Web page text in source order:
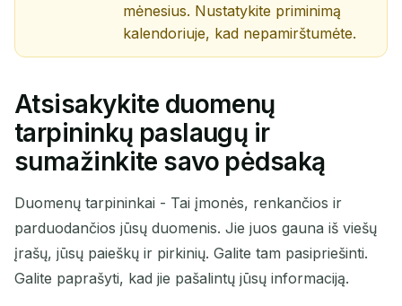
mėnesius. Nustatykite priminimą
kalendoriuje, kad nepamirštumėte.
Atsisakykite duomenų
tarpininkų paslaugų ir
sumažinkite savo pėdsaką
Duomenų tarpininkai - Tai įmonės, renkančios ir
parduodančios jūsų duomenis. Jie juos gauna iš viešų
įrašų, jūsų paieškų ir pirkinių. Galite tam pasipriešinti.
Galite paprašyti, kad jie pašalintų jūsų informaciją.